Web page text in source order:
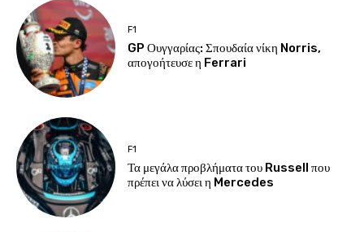
F1
GP Ουγγαρίας: Σπουδαία νίκη Norris,
απογοήτευσε η Ferrari
F1
Τα μεγάλα προβλήματα του Russell που
πρέπει να λύσει η Mercedes